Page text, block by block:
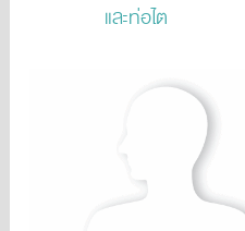
และท่อไต